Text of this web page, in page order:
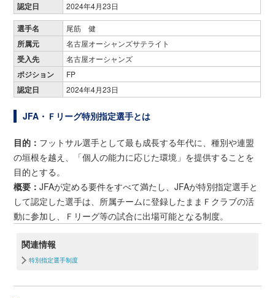
認定日 2024年4月23日
選手名 尾筋 健
所属元 名古屋オーシャンズサテライト
受入先 名古屋オーシャンズ
ポジション FP
認定日 2024年4月23日
JFA・Ｆリーグ特別指定選手とは
目的： フットサル選手として最も成長する年代に、種別や連盟
の垣根を越え、「個人の能力に応じた環境」を提供することを
目的とする。
概要：JFAが定める要件をすべて満たし、JFAが特別指定選手と
して認定した選手は、所属チームに登録したままＦクラブの活
動に参加し、Ｆリーグ等の試合に出場可能となる制度。
関連情報
特別指定選手制度